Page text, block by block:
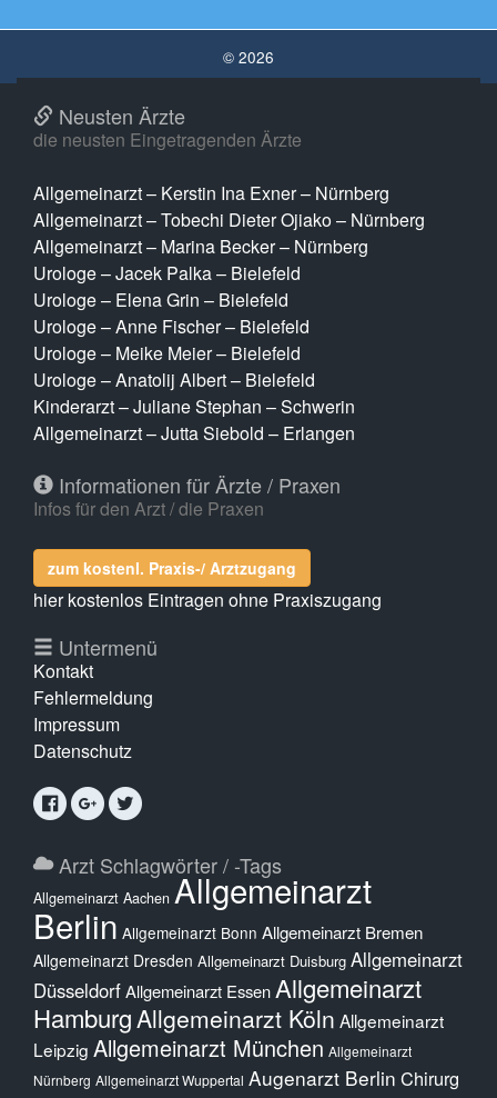
© 2026
Neusten Ärzte
die neusten Eingetragenden Ärzte
Allgemeinarzt – Kerstin Ina Exner – Nürnberg
Allgemeinarzt – Tobechi Dieter Ojiako – Nürnberg
Allgemeinarzt – Marina Becker – Nürnberg
Urologe – Jacek Palka – Bielefeld
Urologe – Elena Grin – Bielefeld
Urologe – Anne Fischer – Bielefeld
Urologe – Meike Meier – Bielefeld
Urologe – Anatolij Albert – Bielefeld
Kinderarzt – Juliane Stephan – Schwerin
Allgemeinarzt – Jutta Siebold – Erlangen
Informationen für Ärzte / Praxen
Infos für den Arzt / die Praxen
zum kostenl. Praxis-/ Arztzugang
hier kostenlos Eintragen ohne Praxiszugang
Untermenü
Kontakt
Fehlermeldung
Impressum
Datenschutz
Arzt Schlagwörter / -Tags
Allgemeinarzt Aachen Allgemeinarzt
Berlin Allgemeinarzt Bonn Allgemeinarzt Bremen
Allgemeinarzt Dresden Allgemeinarzt Duisburg Allgemeinarzt
DüsseldorfAllgemeinarzt Essen Allgemeinarzt
HamburgAllgemeinarzt Köln Allgemeinarzt
Leipzig Allgemeinarzt München Allgemeinarzt
Nürnberg Allgemeinarzt Wuppertal Augenarzt Berlin Chirurg